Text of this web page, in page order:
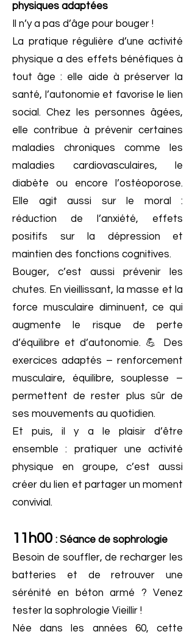
physiques adaptées
Il n’y a pas d’âge pour bouger !
La pratique régulière d’une activité
physique a des effets bénéfiques à
tout âge : elle aide à préserver la
santé, l’autonomie et favorise le lien
social. Chez les personnes âgées,
elle contribue à prévenir certaines
maladies chroniques comme les
maladies cardiovasculaires, le
diabète ou encore l’ostéoporose.
Elle agit aussi sur le moral :
réduction de l’anxiété, effets
positifs sur la dépression et
maintien des fonctions cognitives.
Bouger, c’est aussi prévenir les
chutes. En vieillissant, la masse et la
force musculaire diminuent, ce qui
augmente le risque de perte
d’équilibre et d’autonomie. 💪 Des
exercices adaptés – renforcement
musculaire, équilibre, souplesse –
permettent de rester plus sûr de
ses mouvements au quotidien.
Et puis, il y a le plaisir d’être
ensemble : pratiquer une activité
physique en groupe, c’est aussi
créer du lien et partager un moment
convivial.
11h00 : Séance de sophrologie
Besoin de souffler, de recharger les
batteries et de retrouver une
sérénité en béton armé ? Venez
tester la sophrologie Vieillir !
Née dans les années 60, cette